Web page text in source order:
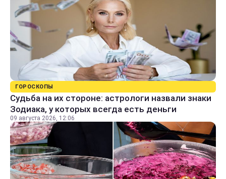
ГОРОСКОПЫ
Судьба на их стороне: астрологи назвали знаки
Зодиака, у которых всегда есть деньги
09 августа 2026, 12:06